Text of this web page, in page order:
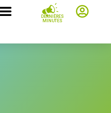
DERNIÈRES
MINUTES